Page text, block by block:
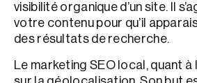
visibilité organique d’un site. Il
votre contenu pour qu’il
des résultats de recherche.
Le marketing SEO local, quant